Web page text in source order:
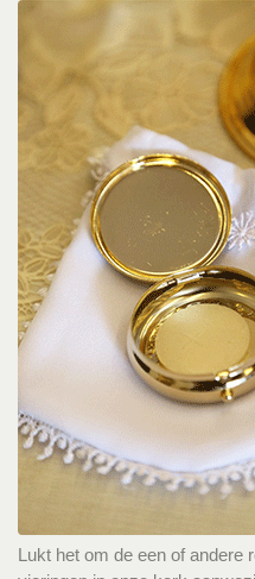
Lukt het om de een of andere